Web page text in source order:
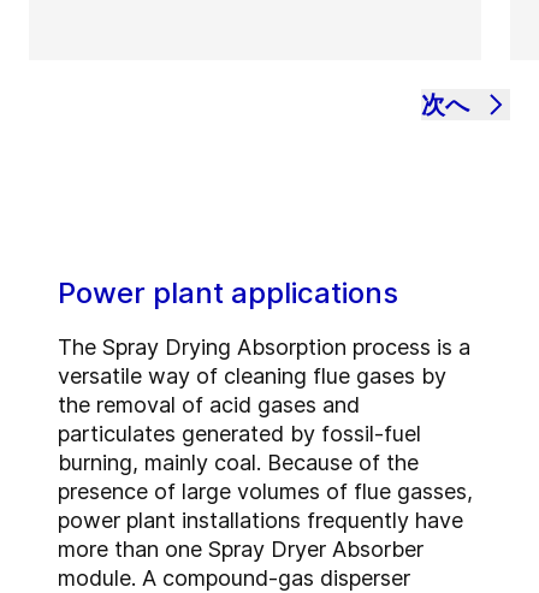
次へ
Power plant applications
The Spray Drying Absorption process is a
versatile way of cleaning flue gases by
the removal of acid gases and
particulates generated by fossil-fuel
burning, mainly coal. Because of the
presence of large volumes of flue gasses,
power plant installations frequently have
more than one Spray Dryer Absorber
module. A compound-gas disperser